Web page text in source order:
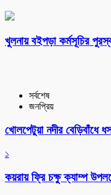
খুলনায় বইপড়া কর্মসূচির
সর্বশেষ
জনপ্রিয়
খোলপেটুয়া নদীর বেড়িবাঁধে
১
কয়রায় ফ্রি চক্ষু ক্যাম্প